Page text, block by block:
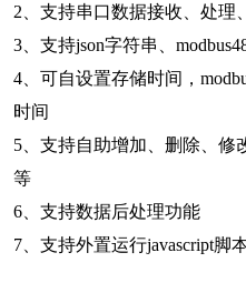
2、支持串口数据接收、处理
3、支持json字符串、
4、可自设置存储时间，
时间
5、支持自助增加、删除、修
等
6、支持数据后处理功能
7、支持外置运行javascript脚